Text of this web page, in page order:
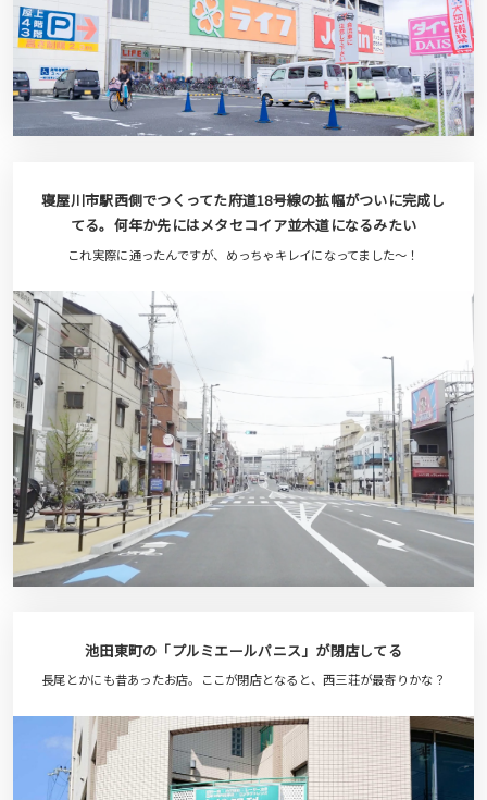
寝屋川市駅西側でつくってた府道18号線の拡幅がついに完成し
てる。何年か先にはメタセコイア並木道になるみたい
これ実際に通ったんですが、めっちゃキレイになってました〜！
池田東町の「プルミエールパニス」が閉店してる
長尾とかにも昔あったお店。ここが閉店となると、西三荘が最寄りかな？